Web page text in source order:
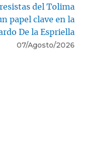
del Tolima
papel clave en la
De la Espriella
07/Agosto/2026